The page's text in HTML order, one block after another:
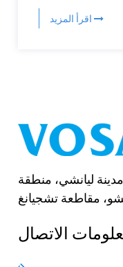
اقرأ المزيد
مدينة ليانشي، منطقة
مقاطعة تشجيانغ
الاتصال